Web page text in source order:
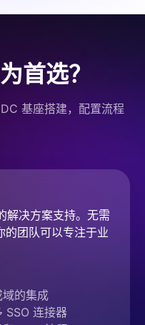
首选？
基座搭建，配置流程
解决方案支持。无需
的团队可以专注于业
的集成
SSO 连接器